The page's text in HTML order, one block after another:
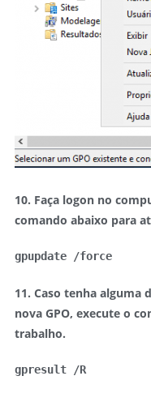
10. Faça logon no
comando abaixo para
gpupdate /force
11. Caso tenha alguma
nova GPO, execute o
trabalho.
gpresult /R